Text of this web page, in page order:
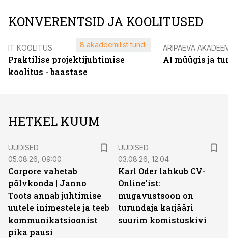
KONVERENTSID JA KOOLITUSED
IT KOOLITUS
Praktilise projektijuhtimise
koolitus - baastase
8 akadeemilist tundi ÄRIPÄEVA
AI müügis ja
HETKEL KUUM
UUDISED
05.08.26, 09:00
Corpore vahetab
põlvkonda | Janno
Toots annab juhtimise
uutele inimestele ja teeb
kommunikatsioonist
pika pausi
UUDISED
03.08.26, 12:04
Karl Oder lahkub CV-
Online’ist:
mugavustsoon on
turundaja karjääri
suurim komistuskivi